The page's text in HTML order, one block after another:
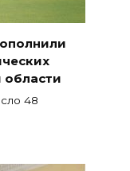
области
48